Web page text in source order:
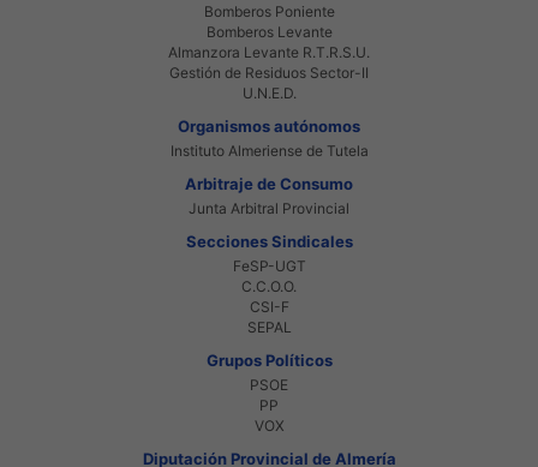
Bomberos Poniente
Bomberos Levante
Almanzora Levante R.T.R.S.U.
Gestión de Residuos Sector-II
U.N.E.D.
Organismos autónomos
Instituto Almeriense de Tutela
Arbitraje de Consumo
Junta Arbitral Provincial
Secciones Sindicales
FeSP-UGT
C.C.O.O.
CSI-F
SEPAL
Grupos Políticos
PSOE
PP
VOX
Diputación Provincial de Almería